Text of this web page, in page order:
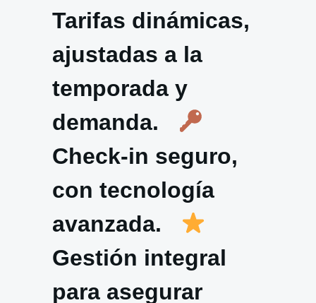
Tarifas dinámicas,
ajustadas a la
temporada y
demanda.
Check-in seguro,
con tecnología
avanzada.
Gestión integral
para asegurar